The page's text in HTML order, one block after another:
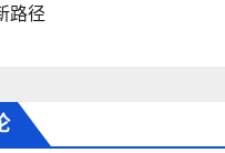
路径